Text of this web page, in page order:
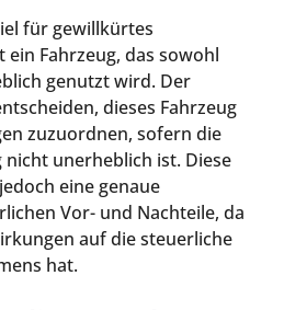
für gewillkürtes
Fahrzeug, das sowohl
genutzt wird. Der
dieses Fahrzeug
zuzuordnen, sofern die
unerheblich ist. Diese
eine genaue
Vor- und Nachteile, da
auf die steuerliche
hat.